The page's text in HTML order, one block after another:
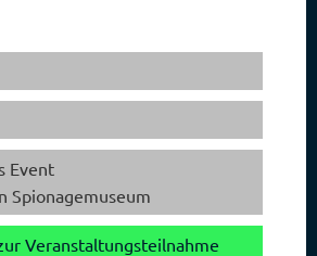
Event
Spionagemuseum
Veranstaltungsteilnahme